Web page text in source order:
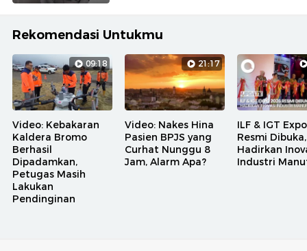
Rekomendasi Untukmu
09:18
Video: Kebakaran
Kaldera Bromo
Berhasil
Dipadamkan,
Petugas Masih
Lakukan
Pendinginan
21:17
Video: Nakes Hina
Pasien BPJS yang
Curhat Nunggu 8
Jam, Alarm Apa?
ILF & IGT
Resmi Dibuka,
Hadirkan
Industri